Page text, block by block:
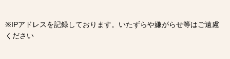
※IPアドレスを記録しております。いたずらや嫌がらせ等はご遠慮
ください